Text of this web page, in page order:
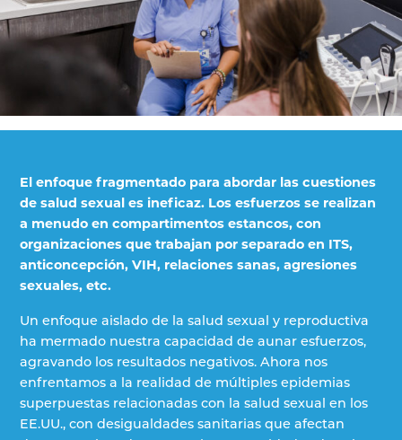
El enfoque fragmentado para abordar las cuestiones
de salud sexual es ineficaz. Los esfuerzos se realizan
a menudo en compartimentos estancos, con
organizaciones que trabajan por separado en ITS,
anticoncepción, VIH, relaciones sanas, agresiones
sexuales, etc.
Un enfoque aislado de la salud sexual y reproductiva
ha mermado nuestra capacidad de aunar esfuerzos,
agravando los resultados negativos. Ahora nos
enfrentamos a la realidad de múltiples epidemias
superpuestas relacionadas con la salud sexual en los
EE.UU., con desigualdades sanitarias que afectan